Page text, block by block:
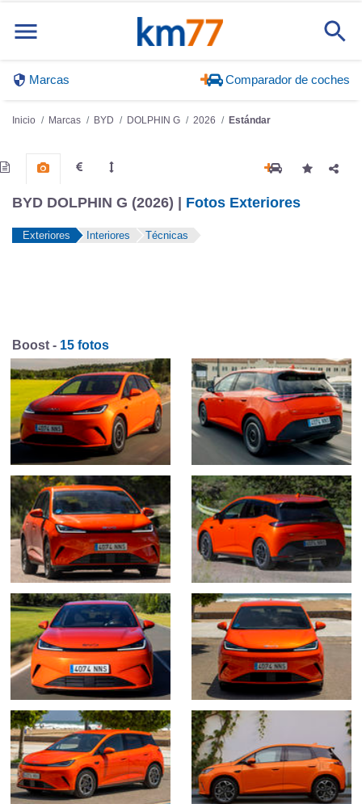
Marcas Comparador de coches
Inicio Marcas BYD DOLPHIN G 2026 Estándar
BYD DOLPHIN G (2026) | Fotos Exteriores
Exteriores Interiores Técnicas
Boost - 15 fotos